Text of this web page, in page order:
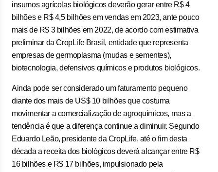
insumos agrícolas biológicos deverão gerar entre R$ 4
bilhões e R$ 4,5 bilhões em vendas em 2023, ante pouco
mais de R$ 3 bilhões em 2022, de acordo com estimativa
preliminar da CropLife Brasil, entidade que representa
empresas de germoplasma (mudas e sementes),
biotecnologia, defensivos químicos e produtos biológicos.
Ainda pode ser considerado um faturamento pequeno
diante dos mais de US$ 10 bilhões que costuma
movimentar a comercialização de agroquímicos, mas a
tendência é que a diferença continue a diminuir. Segundo
Eduardo Leão, presidente da CropLife, até o fim desta
década a receita dos biológicos deverá alcançar entre R$
16 bilhões e R$ 17 bilhões, impulsionado pela